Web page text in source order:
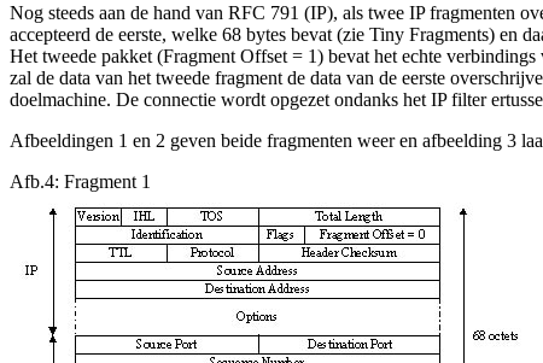
Nog steeds aan de hand van RFC 791 (IP), als twee IP fragmenten
accepteerd de eerste, welke 68 bytes bevat (zie Tiny Fragments) en
Het tweede pakket (Fragment Offset = 1) bevat het echte
zal de data van het tweede fragment de data van de eerste
doelmachine. De connectie wordt opgezet ondanks het IP filter
Afbeeldingen 1 en 2 geven beide fragmenten weer en afbeelding 3
Afb.4: Fragment 1